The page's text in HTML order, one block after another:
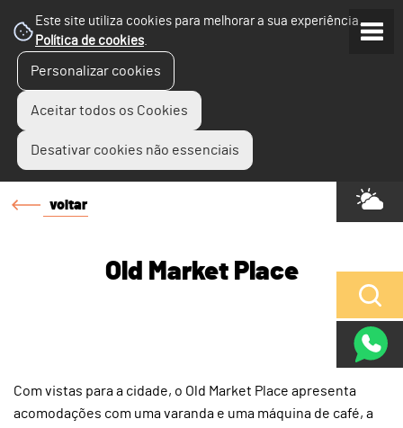
Este site utiliza cookies para melhorar a sua experiência.
Política de cookies.
Personalizar cookies
Aceitar todos os Cookies
Desativar cookies não essenciais
voltar
Old Market Place
Com vistas para a cidade, o Old Market Place apresenta
acomodações com uma varanda e uma máquina de café, a